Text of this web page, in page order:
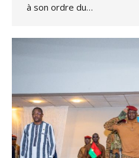
à son ordre du…